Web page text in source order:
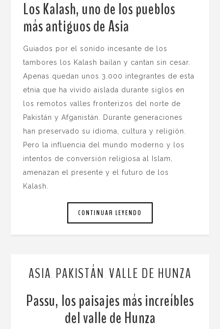
Los Kalash, uno de los pueblos
más antiguos de Asia
Guiados por el sonido incesante de los
tambores los Kalash bailan y cantan sin cesar.
Apenas quedan unos 3.000 integrantes de esta
etnia que ha vivido aislada durante siglos en
los remotos valles fronterizos del norte de
Pakistán y Afganistán. Durante generaciones
han preservado su idioma, cultura y religión.
Pero la influencia del mundo moderno y los
intentos de conversión religiosa al Islam,
amenazan el presente y el futuro de los
Kalash.
CONTINUAR LEYENDO
ASIA PAKISTÁN VALLE DE HUNZA
Passu, los paisajes más increíbles
del valle de Hunza